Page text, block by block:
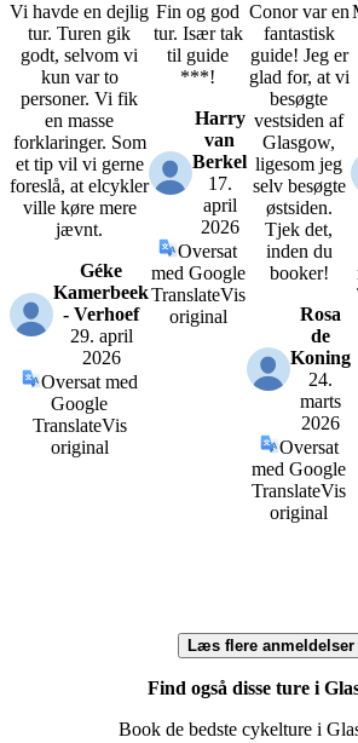
Vi havde en dejlig
tur. Turen gik
godt, selvom vi
kun var to
personer. Vi fik
en masse
forklaringer. Som
et tip vil vi gerne
foreslå, at elcykler
ville køre mere
jævnt.
Géke
Kamerbeek
- Verhoef
29. april
2026
Oversat med
Google
TranslateVis
original
Fin og god
tur. Især tak
til guide
***!
Harry
van
Berkel
17.
april
2026
Oversat
med Google
TranslateVis
original
Conor var en
fantastisk
guide! Jeg er
glad for, at vi
besøgte
vestsiden af
Glasgow,
ligesom jeg
selv besøgte
østsiden.
Tjek det,
inden du
booker!
Rosa
de
Koning
24.
marts
2026
Oversat
med Google
TranslateVis
original
Læs flere anmeldelser
Find også disse ture i
Book de bedste cykelture i